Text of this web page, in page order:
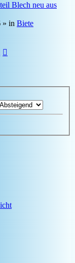
Blech neu aus
» in Biete